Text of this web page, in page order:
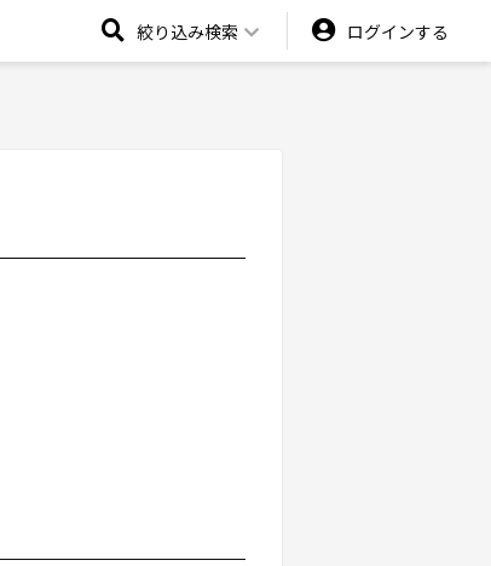
絞り込み検索 ログインする